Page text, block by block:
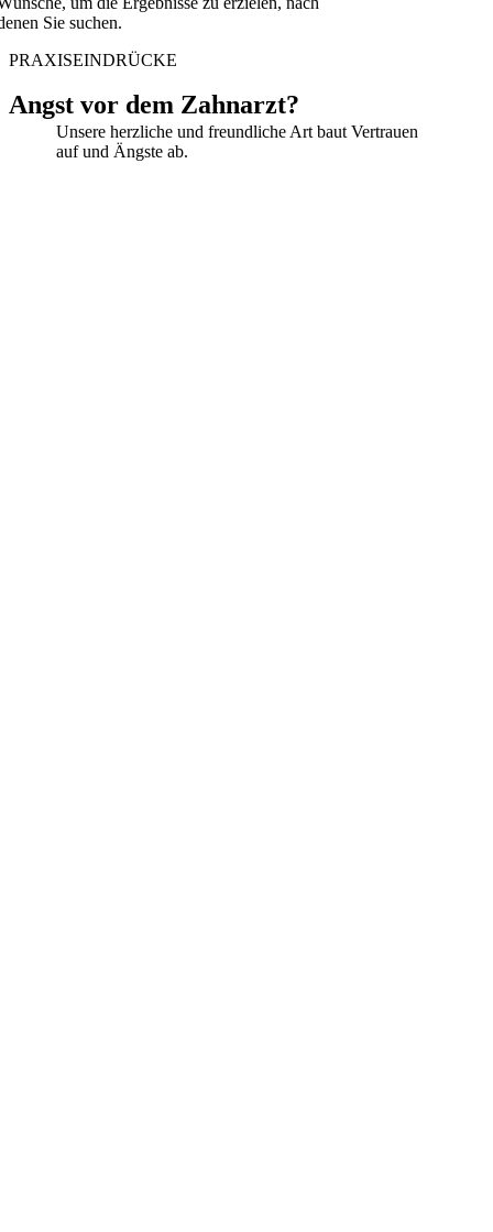
Sie suchen.
PRAXISEINDRÜCKE
Angst vor dem Zahnarzt?
Unsere herzliche und freundliche Art baut Vertrauen
auf und Ängste ab.